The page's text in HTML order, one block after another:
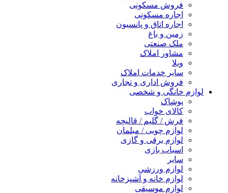
فروش مسکونی
اجاره مسکونی
اجاره اتاق و پانسیون
زمین و باغ
ملک صنعتی
مشاور املاک
ویلا
سایر خدمات املاک
فروش اداری و تجاری
لوازم خانگی و شخصی
پوشاک
کالای خواب
فرش / گلیم / قالیچه
لوازم چوبی / مبلمان
لوازم برقی و گازی
اسباب بازی
سایر
لوازم ورزشی
لوازم خانه و آشپزخانه
لوازم موسیقی